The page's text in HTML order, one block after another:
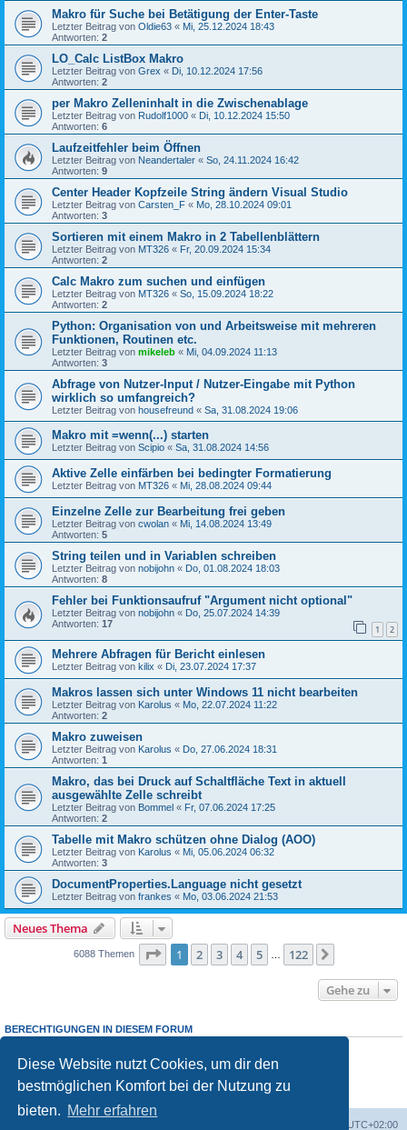
Diese Website nutzt Cookies, um dir den
bestmöglichen Komfort bei der Nutzung zu
bieten. Mehr erfahren
Makro für Suche bei Betätigung der Enter-Taste
Letzter Beitrag von Oldie63 « Mi, 25.12.2024 18:43
Antworten: 2
LO_Calc ListBox Makro
Letzter Beitrag von Grex « Di, 10.12.2024 17:56
Antworten: 2
per Makro Zelleninhalt in die Zwischenablage
Letzter Beitrag von Rudolf1000 « Di, 10.12.2024 15:50
Antworten: 6
Laufzeitfehler beim Öffnen
Letzter Beitrag von Neandertaler « So, 24.11.2024 16:42
Antworten: 9
Center Header Kopfzeile String ändern Visual Studio
Letzter Beitrag von Carsten_F « Mo, 28.10.2024 09:01
Antworten: 3
Sortieren mit einem Makro in 2 Tabellenblättern
Letzter Beitrag von MT326 « Fr, 20.09.2024 15:34
Antworten: 2
Calc Makro zum suchen und einfügen
Letzter Beitrag von MT326 « So, 15.09.2024 18:22
Antworten: 2
Python: Organisation von und Arbeitsweise mit mehreren
Funktionen, Routinen etc.
Letzter Beitrag von mikeleb « Mi, 04.09.2024 11:13
Antworten: 3
Abfrage von Nutzer-Input / Nutzer-Eingabe mit Python
wirklich so umfangreich?
Letzter Beitrag von housefreund « Sa, 31.08.2024 19:06
Makro mit =wenn(...) starten
Letzter Beitrag von Scipio « Sa, 31.08.2024 14:56
Aktive Zelle einfärben bei bedingter Formatierung
Letzter Beitrag von MT326 « Mi, 28.08.2024 09:44
Einzelne Zelle zur Bearbeitung frei geben
Letzter Beitrag von cwolan « Mi, 14.08.2024 13:49
Antworten: 5
String teilen und in Variablen schreiben
Letzter Beitrag von nobijohn « Do, 01.08.2024 18:03
Antworten: 8
Fehler bei Funktionsaufruf "Argument nicht optional"
Letzter Beitrag von nobijohn « Do, 25.07.2024 14:39
Antworten: 17 1 2
Mehrere Abfragen für Bericht einlesen
Letzter Beitrag von kilix « Di, 23.07.2024 17:37
Makros lassen sich unter Windows 11 nicht bearbeiten
Letzter Beitrag von Karolus « Mo, 22.07.2024 11:22
Antworten: 2
Makro zuweisen
Letzter Beitrag von Karolus « Do, 27.06.2024 18:31
Antworten: 1
Makro, das bei Druck auf Schaltfläche Text in aktuell
ausgewählte Zelle schreibt
Letzter Beitrag von Bommel « Fr, 07.06.2024 17:25
Antworten: 2
Tabelle mit Makro schützen ohne Dialog (AOO)
Letzter Beitrag von Karolus « Mi, 05.06.2024 06:32
Antworten: 3
DocumentProperties.Language nicht gesetzt
Letzter Beitrag von frankes « Mo, 03.06.2024 21:53
Neues Thema
6088 Themen Seite 1von 122
1 2 3 4 5 122
Gehe zu
BERECHTIGUNGEN IN DIESEM FORUM
Dudarfst Antworten zu Themen in diesem Forum erstellen.
Du darfst deine Beiträge in diesem Forumnichtändern.
Du darfst deine Beiträge in diesem Forum nicht löschen.
keine
UTC+02:00